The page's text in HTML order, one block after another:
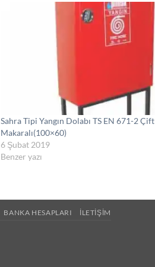
Sahra Tipi Yangın Dolabı TS EN 671-2 Çift
Makaralı(100×60)
6 Şubat 2019
Benzer yazı
BANKA HESAPLARI İLETIŞIM